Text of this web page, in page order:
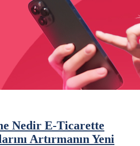
Nedir E-Ticarette
Artırmanın Yeni